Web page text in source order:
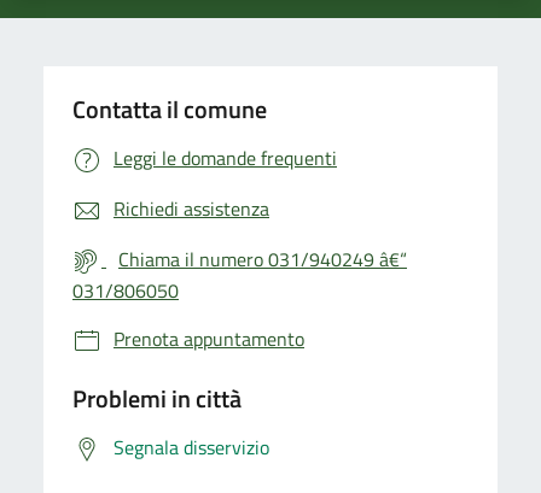
Contatta il comune
Leggi le domande frequenti
Richiedi assistenza
Chiama il numero 031/940249 â€“
031/806050
Prenota appuntamento
Problemi in città
Segnala disservizio